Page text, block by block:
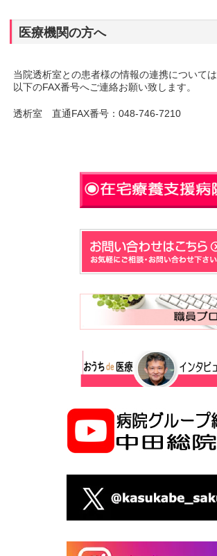
医療機関の方へ
当院透析室との患者様の情報の連携については
以下のFAX番号へご連絡お願い致します。
透析室 直通FAX番号：048-746-7210